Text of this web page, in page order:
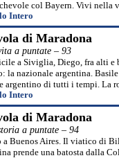
col Bayern. Vivi nella
Intero
di Maradona
a puntate – 93
a Siviglia, Diego, fra alti e
la nazionale argentina.
argentino di tutti i tempi. La
Intero
di Maradona
a puntate – 94
Buenos Aires. Il viatico di
prende una batosta dalla